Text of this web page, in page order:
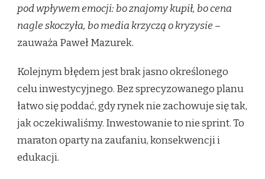
pod wpływem emocji: bo znajomy kupił, bo cena
nagle skoczyła, bo media krzyczą o kryzysie –
zauważa Paweł Mazurek.
Kolejnym błędem jest brak jasno określonego
celu inwestycyjnego. Bez sprecyzowanego planu
łatwo się poddać, gdy rynek nie zachowuje się tak,
jak oczekiwaliśmy. Inwestowanie to nie sprint. To
maraton oparty na zaufaniu, konsekwencji i
edukacji.